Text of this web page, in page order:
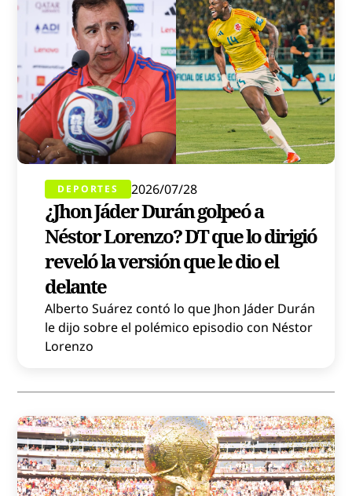
DEPORTES 2026/07/28
¿Jhon Jáder Durán golpeó a
Néstor Lorenzo? DT que lo dirigió
reveló la versión que le dio el
delante
Alberto Suárez contó lo que Jhon Jáder Durán
le dijo sobre el polémico episodio con Néstor
Lorenzo